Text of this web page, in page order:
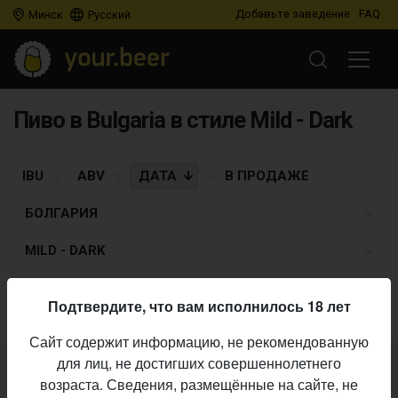
Минск Русский Добавьте заведение FAQ
Пиво в Bulgaria в стиле Mild - Dark
IBU ABV ДАТА В ПРОДАЖЕ
БОЛГАРИЯ
MILD - DARK
Не нашли ваш бар или магазин в каталоге?
Подтвердите, что вам исполнилось 18 лет
Сайт содержит информацию, не рекомендованную
для лиц, не достигших совершеннолетнего
возраста. Сведения, размещённые на сайте, не